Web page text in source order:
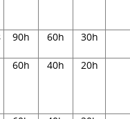
90h 60h 30h
60h 40h 20h